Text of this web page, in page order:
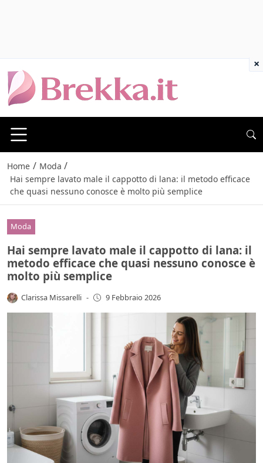
Home / Moda /
Hai sempre lavato male il cappotto di lana: il metodo efficace
che quasi nessuno conosce è molto più semplice
Moda
Hai sempre lavato male il cappotto di lana: il
metodo efficace che quasi nessuno conosce è
molto più semplice
Clarissa Missarelli - 9 Febbraio 2026
×